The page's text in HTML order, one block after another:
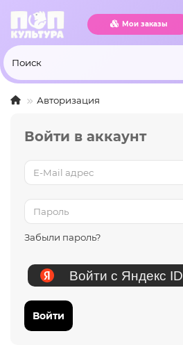
Мои заказы
Авторизация
Войти в аккаунт
Забыли пароль?
Войти с Яндекс ID
Войти